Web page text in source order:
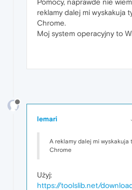
reklamy dalej mi wyskakuja
Chrome.
Moj system operacyjny to
lemari
A reklamy dalej mi wyskakuja
Chrome
Użyj:
https://toolslib.net/